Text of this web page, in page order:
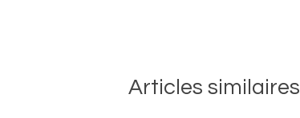
Articles similaires